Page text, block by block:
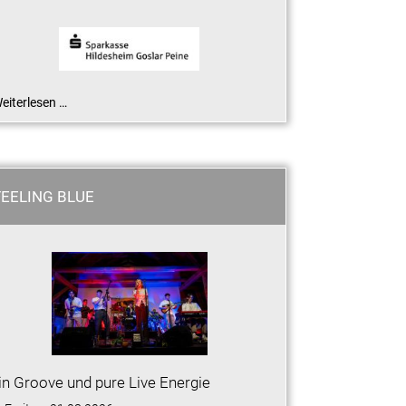
…
BLUE
Groove und pure Live Energie